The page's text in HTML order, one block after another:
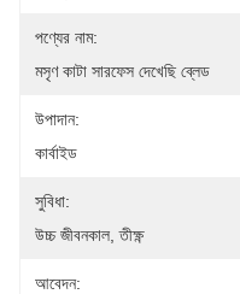
পণ্যের নাম:
মসৃণ কাটা সারফেস দেখেছি ব্লেড
উপাদান:
কার্বাইড
সুবিধা:
উচ্চ জীবনকাল, তীক্ষ্ণ
আবেদন: